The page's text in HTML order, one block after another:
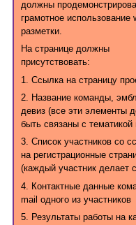
должны
грамотное использование
разметки.
На странице должны
присутствовать:
1. Ссылка на страницу
2. Название команды,
девиз (все эти элементы
быть связаны с тематикой
3. Список участников со
на регистрационные
(каждый участник делает
4. Контактные данные
mail одного из участников
5. Результаты работы на